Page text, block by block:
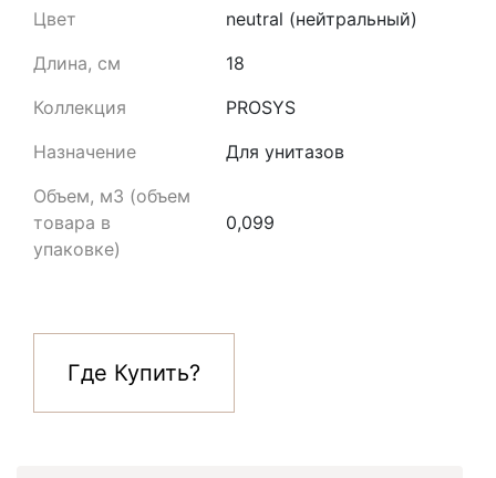
Цвет
neutral (нейтральный)
Длина, см
18
Коллекция
PROSYS
Назначение
Для унитазов
Объем, м3 (объем
товара в
упаковке)
0,099
Где Купить?